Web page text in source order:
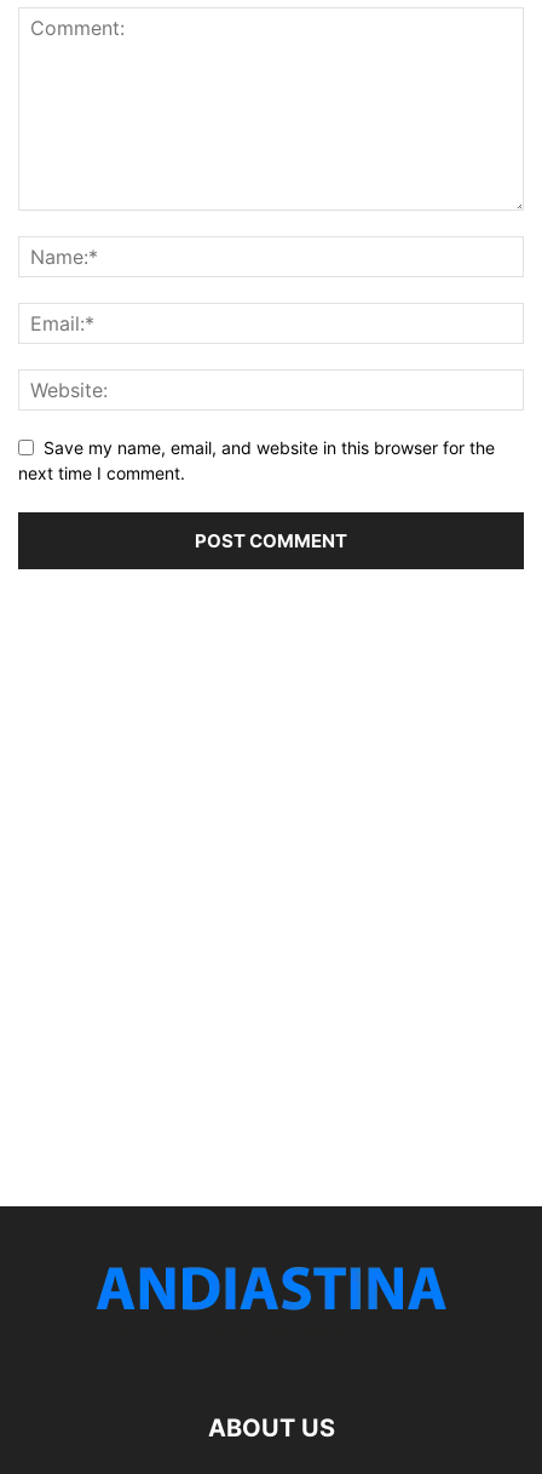
Save my name, email, and website in this browser for the
next time I comment.
ABOUT US